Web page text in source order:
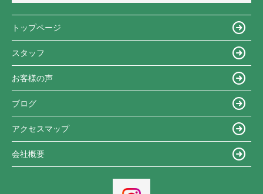
トップページ
スタッフ
お客様の声
ブログ
アクセスマップ
会社概要